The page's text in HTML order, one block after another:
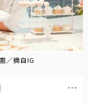
／摘自IG